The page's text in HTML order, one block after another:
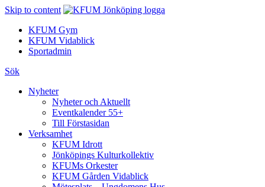
Skip to content
KFUM Gym
KFUM Vidablick
Sportadmin
Sök
Nyheter
Nyheter och Aktuellt
Eventkalender 55+
Till Förstasidan
Verksamhet
KFUM Idrott
Jönköpings Kulturkollektiv
KFUMs Orkester
KFUM Gården Vidablick